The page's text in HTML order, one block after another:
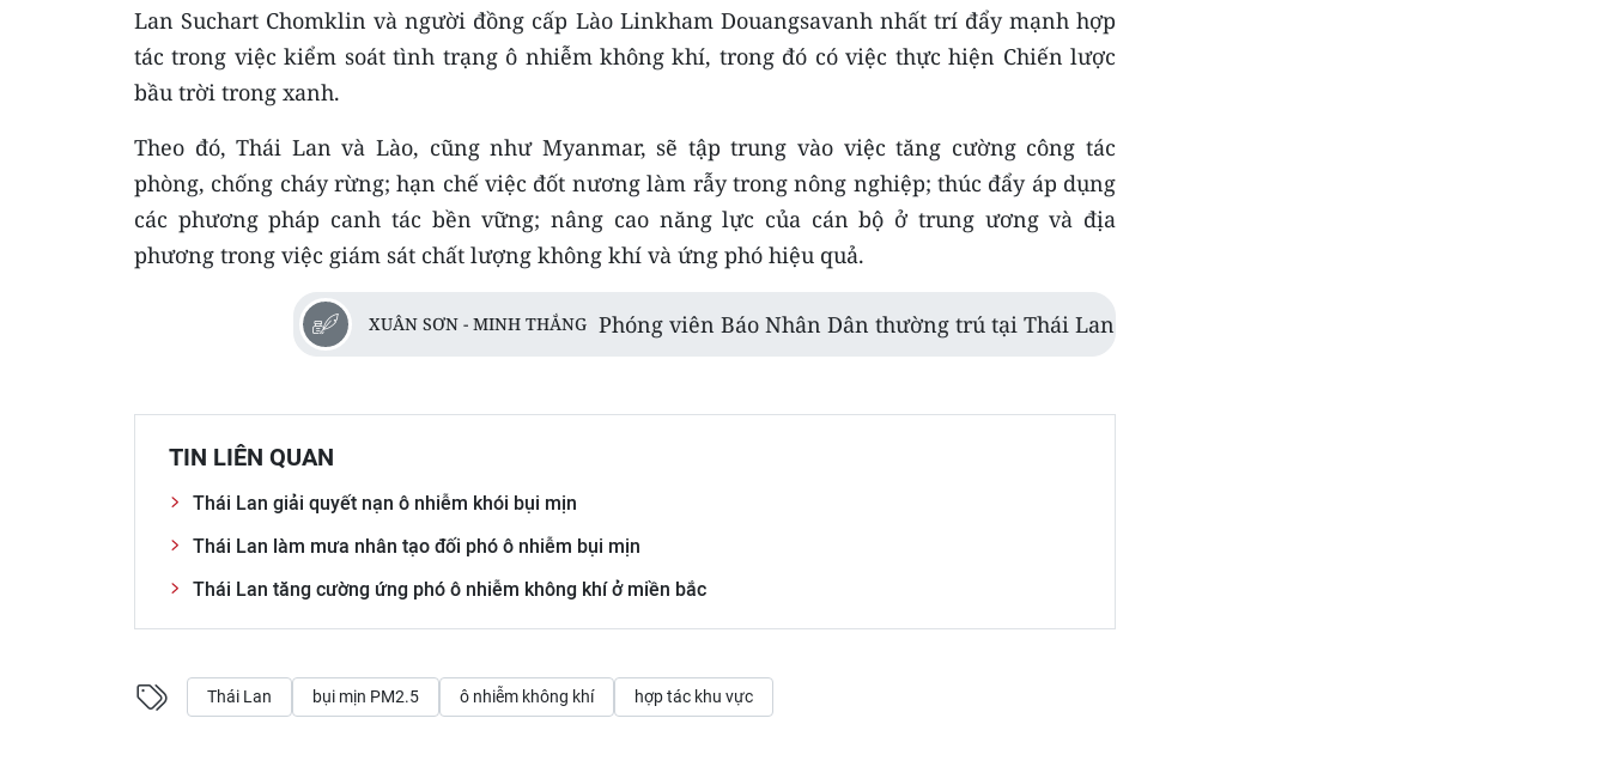
Lan Suchart Chomklin và người đồng cấp Lào Linkham Douangsavanh nhất trí đẩy mạnh hợp
tác trong việc kiểm soát tình trạng ô nhiễm không khí, trong đó có việc thực hiện Chiến lược
bầu trời trong xanh.
Theo đó, Thái Lan và Lào, cũng như Myanmar, ​​sẽ tập trung vào việc tăng cường công tác
phòng, chống cháy rừng; hạn chế việc đốt nương làm rẫy trong nông nghiệp; thúc đẩy áp dụng
các phương pháp canh tác bền vững; nâng cao năng lực của cán bộ ở trung ương và địa
phương trong việc giám sát chất lượng không khí và ứng phó hiệu quả.
XUÂN SƠN - MINH THẮNG Phóng viên Báo Nhân Dân thường trú tại Thái Lan
TIN LIÊN QUAN
Thái Lan giải quyết nạn ô nhiễm khói bụi mịn
Thái Lan làm mưa nhân tạo đối phó ô nhiễm bụi mịn
Thái Lan tăng cường ứng phó ô nhiễm không khí ở miền bắc
Thái Lan bụi mịn PM2.5 ô nhiễm không khí hợp tác khu vực